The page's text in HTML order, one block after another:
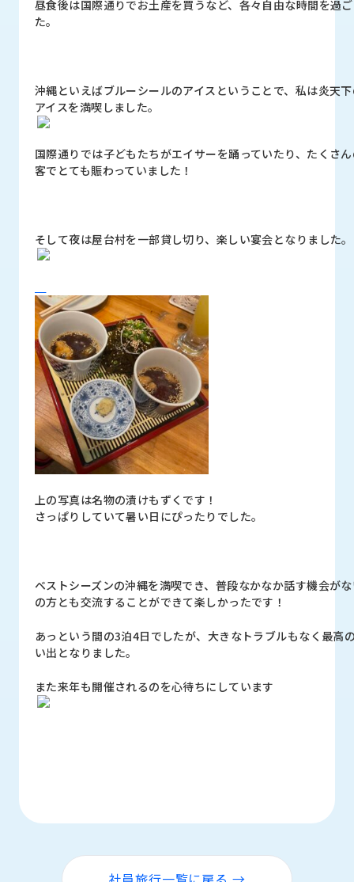
昼食後は国際通りでお土産を買うなど、各々自由な時間を過
た。
沖縄といえばブルーシールのアイスということで、私は炎天
アイスを満喫しました。
国際通りでは子どもたちがエイサーを踊っていたり、たくさ
客でとても賑わっていました！
そして夜は屋台村を一部貸し切り、楽しい宴会となりました。
上の写真は名物の漬けもずくです！
さっぱりしていて暑い日にぴったりでした。
ベストシーズンの沖縄を満喫でき、普段なかなか話す機会が
の方とも交流することができて楽しかったです！
あっという間の3泊4日でしたが、大きなトラブルもなく最高
い出となりました。
また来年も開催されるのを心待ちにしています